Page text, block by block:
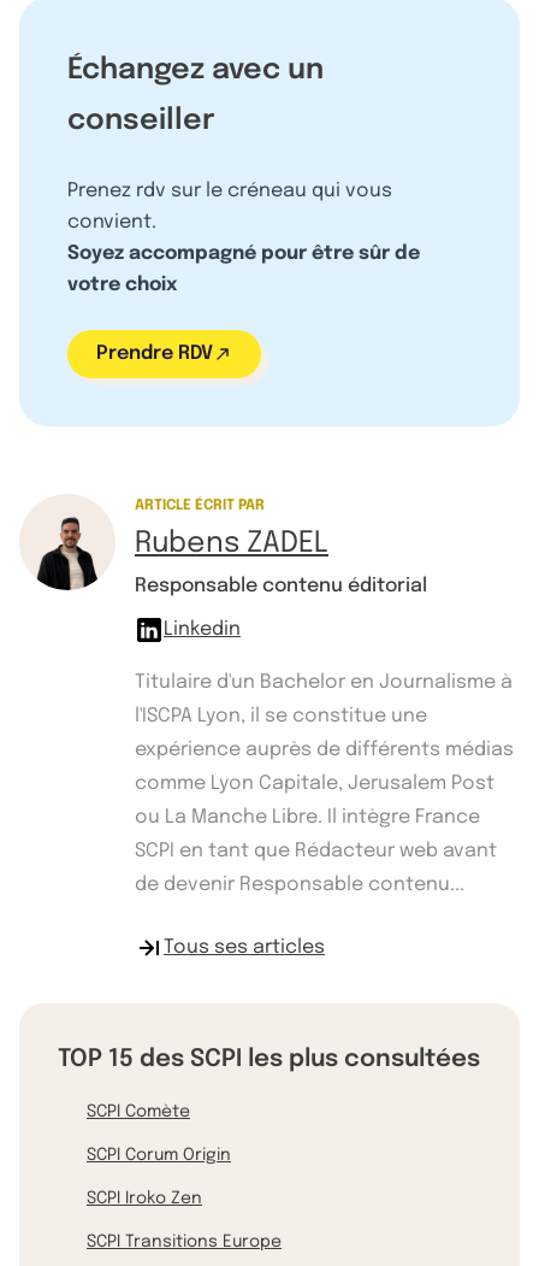
Échangez avec un
conseiller
Prenez rdv sur le créneau qui vous
convient.
Soyez accompagné pour être sûr de
votre choix
Prendre RDV
ARTICLE ÉCRIT PAR
Rubens ZADEL
Responsable contenu éditorial
Linkedin
Titulaire d'un Bachelor en Journalisme à
l'ISCPA Lyon, il se constitue une
expérience auprès de différents médias
comme Lyon Capitale, Jerusalem Post
ou La Manche Libre. Il intègre France
SCPI en tant que Rédacteur web avant
de devenir Responsable contenu...
Tous ses articles
TOP 15 des SCPI les plus consultées
SCPI Comète
SCPI Corum Origin
SCPI Iroko Zen
SCPI Transitions Europe